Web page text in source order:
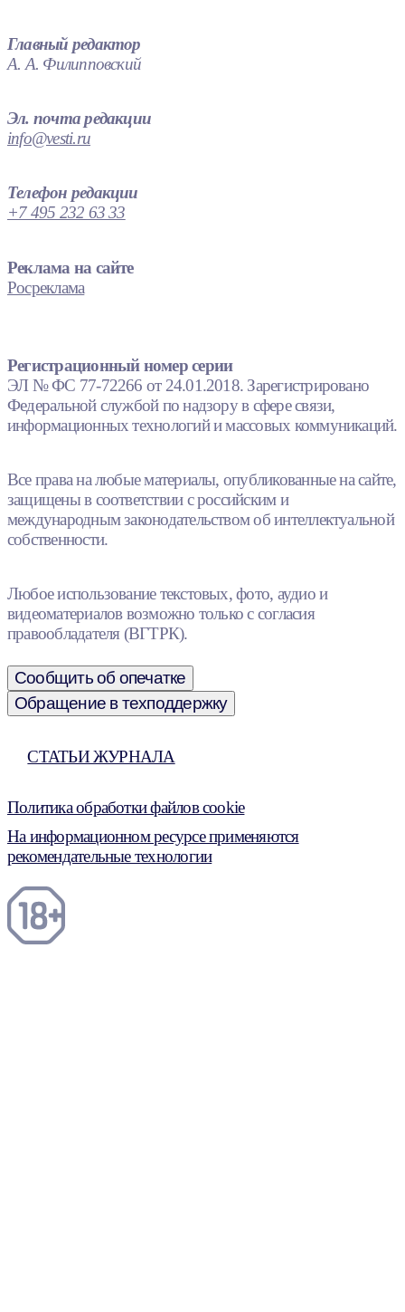
Главный редактор
А. А. Филипповский
Эл. почта редакции
info@vesti.ru
Телефон редакции
+7 495 232 63 33
Реклама на сайте
Росреклама
Регистрационный номер серии
ЭЛ № ФС 77-72266 от 24.01.2018. Зарегистрировано
Федеральной службой по надзору в сфере связи,
информационных технологий и массовых коммуникаций.
Все права на любые материалы, опубликованные на сайте,
защищены в соответствии с российским и
международным законодательством об интеллектуальной
собственности.
Любое использование текстовых, фото, аудио и
видеоматериалов возможно только с согласия
правообладателя (ВГТРК).
Сообщить об опечатке
Обращение в техподдержку
СТАТЬИ ЖУРНАЛА
Политика обработки файлов cookie
На информационном ресурсе применяются
рекомендательные технологии